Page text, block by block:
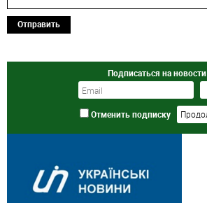
Отправить
Подписаться на новости
Отменить подписку